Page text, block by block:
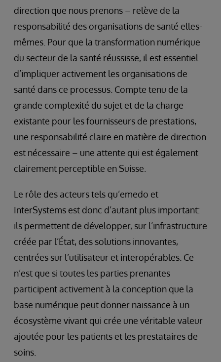
direction que nous prenons – relève de la
responsabilité des organisations de santé elles-
mêmes. Pour que la transformation numérique
du secteur de la santé réussisse, il est essentiel
d’impliquer activement les organisations de
santé dans ce processus. Compte tenu de la
grande complexité du sujet et de la charge
existante pour les fournisseurs de prestations,
une responsabilité claire en matière de direction
est nécessaire – une attente qui est également
clairement perceptible en Suisse.
Le rôle des acteurs tels qu’emedo et
InterSystems est donc d’autant plus important:
ils permettent de développer, sur l’infrastructure
créée par l’État, des solutions innovantes,
centrées sur l’utilisateur et interopérables. Ce
n’est que si toutes les parties prenantes
participent activement à la conception que la
base numérique peut donner naissance à un
écosystème vivant qui crée une véritable valeur
ajoutée pour les patients et les prestataires de
soins.